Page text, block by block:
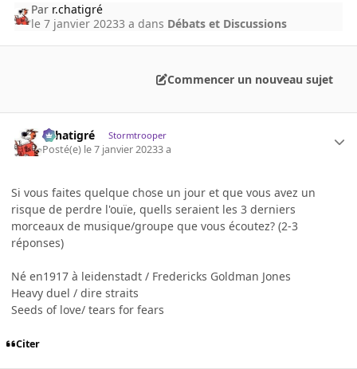
Par r.chatigré
le 7 janvier 20233 a dans Débats et Discussions
Commencer un nouveau sujet
r.chatigré Stormtrooper
Posté(e) le 7 janvier 20233 a
Si vous faites quelque chose un jour et que vous avez un
risque de perdre l'ouïe, quells seraient les 3 derniers
morceaux de musique/groupe que vous écoutez? (2-3
réponses)
Né en1917 à leidenstadt / Fredericks Goldman Jones
Heavy duel / dire straits
Seeds of love/ tears for fears
Citer